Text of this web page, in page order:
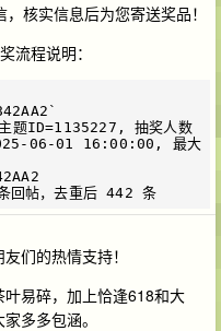
核实信息后为您寄送奖品！
流程说明：
题ID=1135227, 抽奖人数
06-01 16:00:00, 最大
们的热情支持！
易碎，加上恰逢618和大
多多包涵。